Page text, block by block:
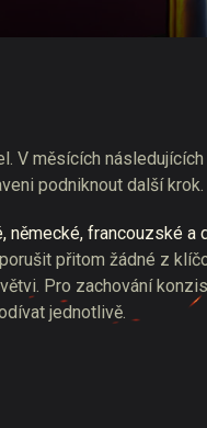
V měsících
podniknout další krok.
německé, francouzské a
přitom žádné z
Pro zachování
jednotlivě.